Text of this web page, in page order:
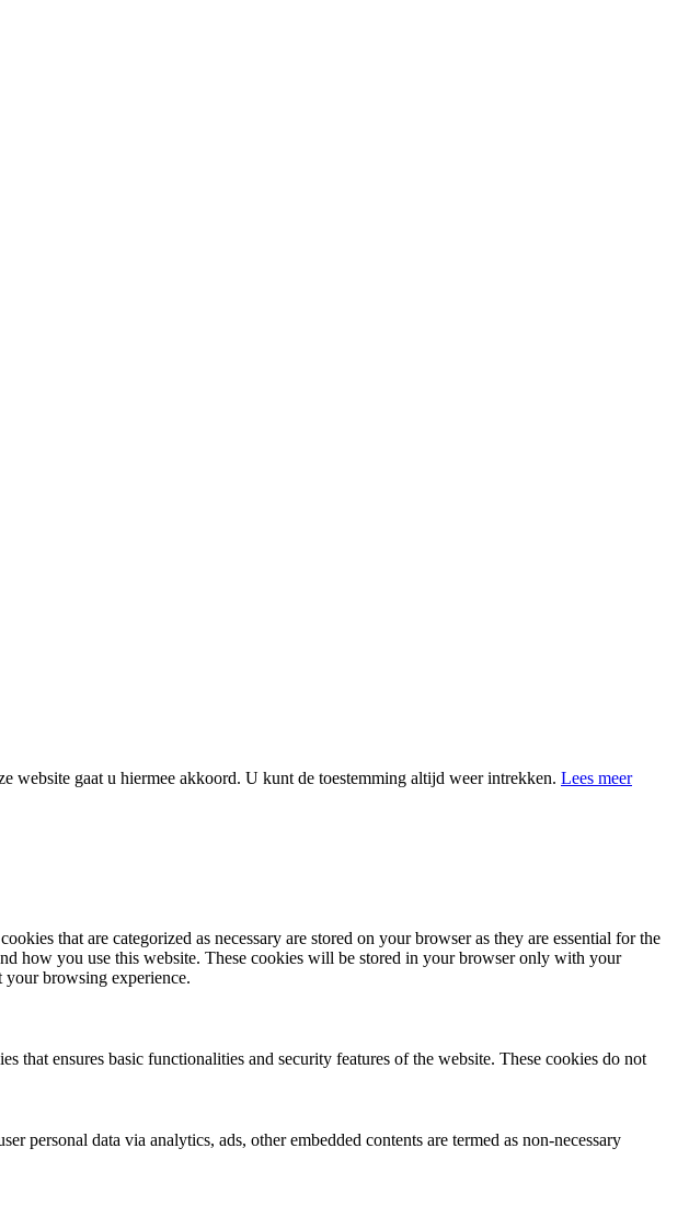
website gaat u hiermee akkoord. U kunt de toestemming altijd weer intrekken. Lees meer
that are categorized as necessary are stored on your browser as they are essential for the
how you use this website. These cookies will be stored in your browser only with your
your browsing experience.
that ensures basic functionalities and security features of the website. These cookies do not
personal data via analytics, ads, other embedded contents are termed as non-necessary